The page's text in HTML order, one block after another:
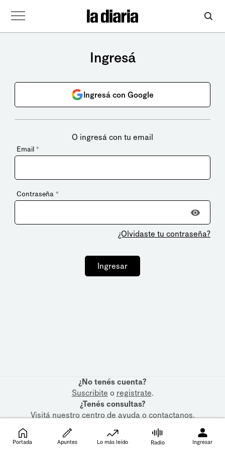
Ingresá
Ingresá con Google
O ingresá con tu email
Email *
Contraseña *
¿Olvidaste tu contraseña?
Ingresar
¿No tenés cuenta?
Suscribite o registrate.
¿Tenés consultas?
Visitá nuestrocentro de ayudaocontactanos.
Portada Apuntes Lo más leído Radio Ingresar